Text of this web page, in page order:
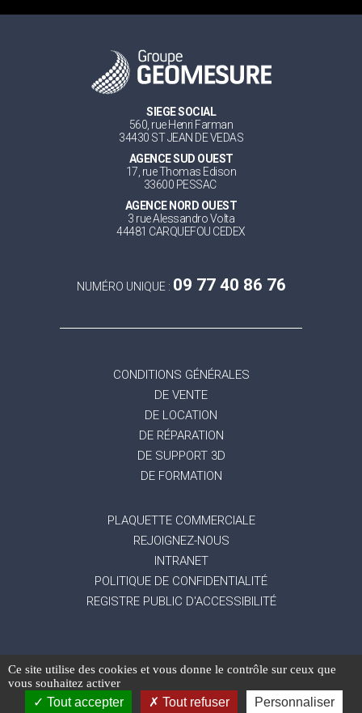
SIEGE SOCIAL
560, rue Henri Farman
34430 ST JEAN DE VEDAS
AGENCE SUD OUEST
17, rue Thomas Edison
33600 PESSAC
AGENCE NORD OUEST
3 rue Alessandro Volta
44481 CARQUEFOU CEDEX
NUMÉRO UNIQUE : 09 77 40 86 76
CONDITIONS GÉNÉRALES
DE VENTE
DE LOCATION
DE RÉPARATION
DE SUPPORT 3D
DE FORMATION
PLAQUETTE COMMERCIALE
REJOIGNEZ-NOUS
INTRANET
POLITIQUE DE CONFIDENTIALITÉ
REGISTRE PUBLIC D'ACCESSIBILITÉ
Mentions légales-Gestion des données
personnelles
site : Mediapilote
Ce site utilise des cookies et vous donne le contrôle sur ceux que
vous souhaitez activer
Tout accepter Tout refuser Personnaliser